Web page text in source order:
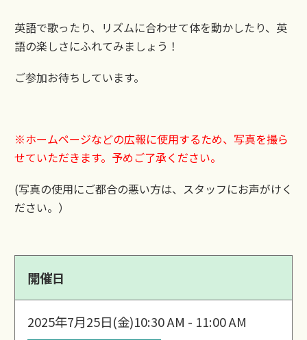
英語で歌ったり、リズムに合わせて体を動かしたり、英
語の楽しさにふれてみましょう！
ご参加お待ちしています。
※ホームページなどの広報に使用するため、写真を撮ら
せていただきます。 予めご了承ください。
(写真の使用にご都合の悪い方は、スタッフにお声がけく
ださい。）
開催日
2025年7月25日(金)10:30 AM - 11:00 AM